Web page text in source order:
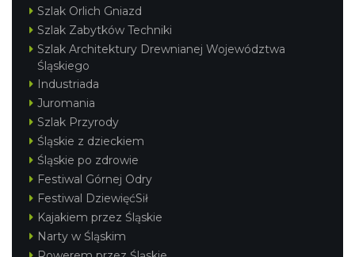
Szlak Orlich Gniazd
Szlak Zabytków Techniki
Szlak Architektury Drewnianej Województwa
Śląskiego
Industriada
Juromania
Szlak Przyrody
Śląskie z dzieckiem
Śląskie po zdrowie
Festiwal Górnej Odry
Festiwal DziewięćSił
Kajakiem przez Śląskie
Narty w Śląskim